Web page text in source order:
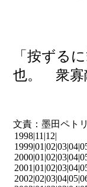
「按ずる
也。 衆寡
文責：墨田ペト
1998|11 |12|
1999|01 |02|03|04|
2000|01 |02|03|04|
2001|01 |02|03|04|
2002|02|03|04|05|